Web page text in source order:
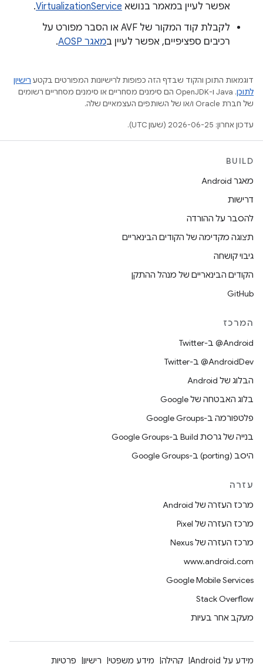
אפשר לעיין במאמר בנושא VirtualizationService
.
לקבלת קוד המקור של AVF או הסבר מפורט על
רכיבים ספציפיים, אפשר לעיין במאגר AOSP .
דוגמאות התוכן והקוד שבדף הזה כפופות לרישיונות המפורטים בקטע רישיון
לתוכן
.‏ Java ו-OpenJDK הם סימנים מסחריים או סימנים מסחריים רשומים
של חברת Oracle ו/או של השותפים העצמאיים שלה.
עדכון אחרון: 2026-06-25 (שעון UTC).
BUILD
מאגר Android
דרישות
להסבר על ההורדה
תצוגה מקדימה של הקודים הבינאריים
גיבוי קושחה
הקודים הבינאריים של מנהל ההתקן
GitHub
המרכז
‎@Android ב-Twitter
‎@AndroidDev ב-Twitter
הבלוג של Android
בלוג האבטחה של Google
פלטפורמה ב-Google Groups
בנייה של גרסת Build ב-Google Groups
היסב (porting) ב-Google Groups
עזרה
מרכז העזרה של Android
מרכז העזרה של Pixel
מרכז העזרה של Nexus
www.android.com
Google Mobile Services
Stack Overflow
מעקב אחר בעיות
מידע על Android קהילה מידע משפטי רישיון פרטיות